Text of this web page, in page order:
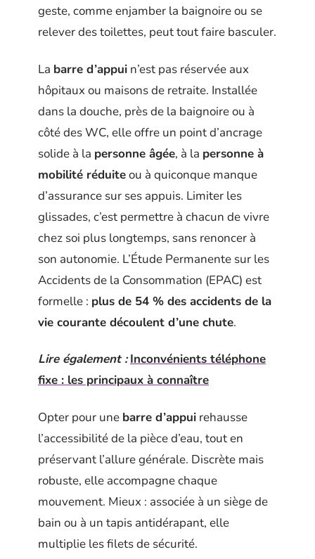
geste, comme enjamber la baignoire ou se
relever des toilettes, peut tout faire basculer.
La barre d’appui n’est pas réservée aux
hôpitaux ou maisons de retraite. Installée
dans la douche, près de la baignoire ou à
côté des WC, elle offre un point d’ancrage
solide à la personne âgée, à la personne à
mobilité réduiteou à quiconque manque
d’assurance sur ses appuis. Limiter les
glissades, c’est permettre à chacun de vivre
chez soi plus longtemps, sans renoncer à
son autonomie. L’Étude Permanente sur les
Accidents de la Consommation (EPAC) est
formelle : plus de 54 % des accidents de la
vie courante découlent d’une chute.
Lire également : Inconvénients téléphone
fixe : les principaux à connaître
Opter pour une barre d’appui rehausse
l’accessibilité de la pièce d’eau, tout en
préservant l’allure générale. Discrète mais
robuste, elle accompagne chaque
mouvement. Mieux : associée à un siège de
bain ou à un tapis antidérapant, elle
multiplie les filets de sécurité.